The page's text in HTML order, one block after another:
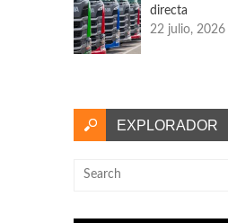
directa
22 julio, 2026
EXPLORADOR